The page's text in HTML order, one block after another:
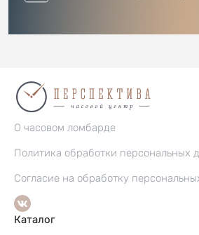
О часовом ломбарде
Политика обработки персональных
Согласие на обработку
Каталог